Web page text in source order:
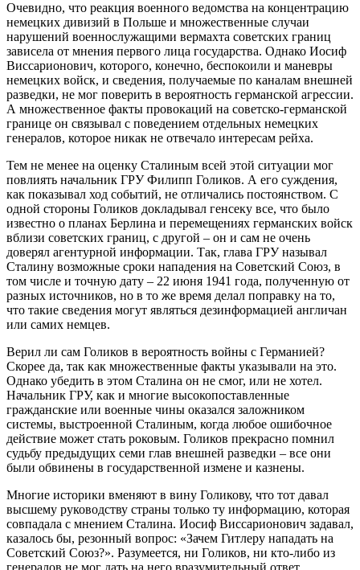
Очевидно, что реакция военного ведомства на концентрацию
немецких дивизий в Польше и множественные случаи
нарушений военнослужащими вермахта советских границ
зависела от мнения первого лица государства. Однако Иосиф
Виссарионович, которого, конечно, беспокоили и маневры
немецких войск, и сведения, получаемые по каналам внешней
разведки, не мог поверить в вероятность германской агрессии.
А множественное факты провокаций на советско-германской
границе он связывал с поведением отдельных немецких
генералов, которое никак не отвечало интересам рейха.
Тем не менее на оценку Сталиным всей этой ситуации мог
повлиять начальник ГРУ Филипп Голиков. А его суждения,
как показывал ход событий, не отличались постоянством. С
одной стороны Голиков докладывал генсеку все, что было
известно о планах Берлина и перемещениях германских войск
вблизи советских границ, с другой – он и сам не очень
доверял агентурной информации. Так, глава ГРУ называл
Сталину возможные сроки нападения на Советский Союз, в
том числе и точную дату – 22 июня 1941 года, полученную от
разных источников, но в то же время делал поправку на то,
что такие сведения могут являться дезинформацией англичан
или самих немцев.
Верил ли сам Голиков в вероятность войны с Германией?
Скорее да, так как множественные факты указывали на это.
Однако убедить в этом Сталина он не смог, или не хотел.
Начальник ГРУ, как и многие высокопоставленные
гражданские или военные чины оказался заложником
системы, выстроенной Сталиным, когда любое ошибочное
действие может стать роковым. Голиков прекрасно помнил
судьбу предыдущих семи глав внешней разведки – все они
были обвинены в государственной измене и казнены.
Многие историки вменяют в вину Голикову, что тот давал
высшему руководству страны только ту информацию, которая
совпадала с мнением Сталина. Иосиф Виссарионович задавал,
казалось бы, резонный вопрос: «Зачем Гитлеру нападать на
Советский Союз?». Разумеется, ни Голиков, ни кто-либо из